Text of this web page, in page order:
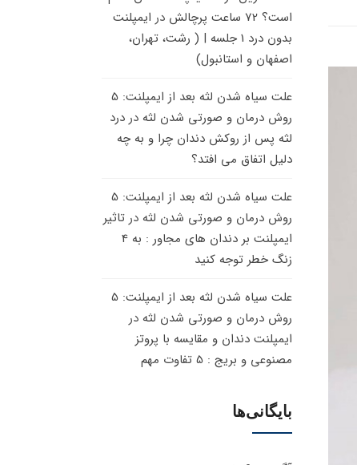
است؟ 72 ساعت پرچالش
در ایمپلنت
بدون درد 1 جلسه | ( رشت، تهران،
اصفهان و استانبول)
علت سیاه شدن لثه بعد از ایمپلنت: 5
روش درمان و صورتی شدن لثه دردرد
لثه پس از روکش دندان چرا و به چه
دلیل اتفاق می افتد؟
علت سیاه شدن لثه بعد از ایمپلنت: 5
روش درمان و صورتی شدن لثه درتاثیر
ایمپلنت بر دندان های مجاور : به 4
زنگ خطر توجه کنید
علت سیاه شدن لثه بعد از ایمپلنت: 5
روش درمان و صورتی شدن لثه در
ایمپلنت دندان و مقایسه با پروتز
مصنوعی و بریج : 5 تفاوت مهم
بایگانی‌ها